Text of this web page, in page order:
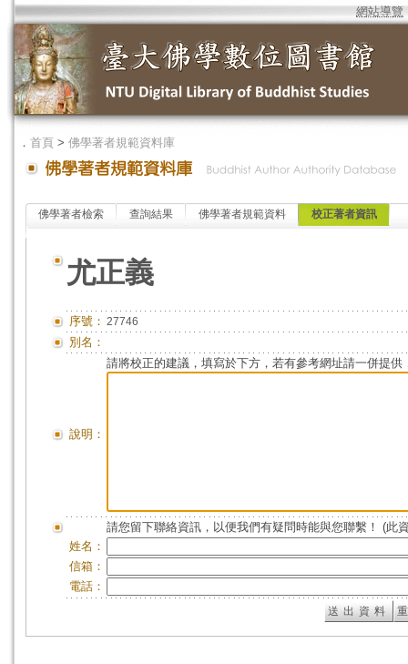
網站導覽
． 首頁 > 佛學著者規範資料庫
佛學著者檢索 查詢結果 佛學著者規範資料 校正著者資訊
尤正義
序號： 27746
別名：
說明：
請將校正的建議，填寫於下方，若有參考網址請一併提供
請您留下聯絡資訊，以便我們有疑問時能與您聯繫！ (此
姓名：
信箱：
電話：